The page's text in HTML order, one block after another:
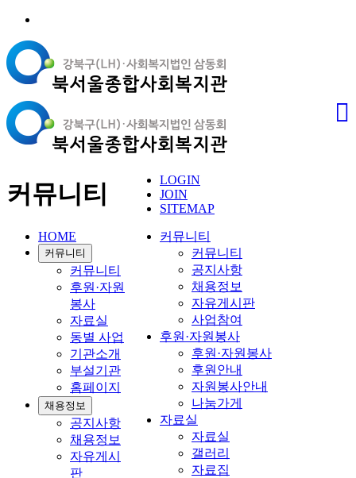
LOGIN
JOIN
SITEMAP
커뮤니티
커뮤니티
공지사항
채용정보
자유게시판
사업참여
후원·자원봉사
후원·자원봉사
후원안내
자원봉사안내
나눔가게
자료실
자료실
갤러리
자료집
커뮤니티
HOME
커뮤니티
커뮤니티
후원·자원
봉사
자료실
동별 사업
기관소개
부설기관
홈페이지
채용정보
공지사항
채용정보
자유게시
판